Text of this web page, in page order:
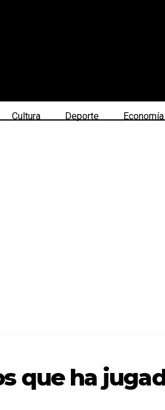
Cultura Deporte Economía
que ha